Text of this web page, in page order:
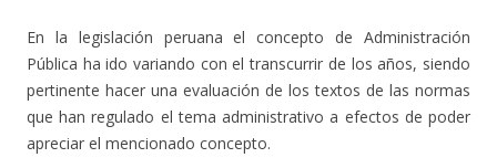
En la legislación peruana el concepto de Administración
Pública ha ido variando con el transcurrir de los años, siendo
pertinente hacer una evaluación de los textos de las normas
que han regulado el tema administrativo a efectos de poder
apreciar el mencionado concepto.